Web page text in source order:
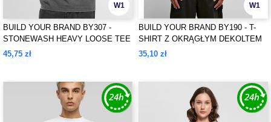
W1
BUILD YOUR BRAND BY307 -
STONEWASH HEAVY LOOSE TEE
45,75 zł
W1
BUILD YOUR BRAND BY190 - T-
SHIRT Z OKRĄGŁYM DEKOLTEM
WYBIELANY KWASEM
35,10 zł